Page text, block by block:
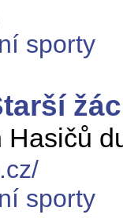
sporty
sporty